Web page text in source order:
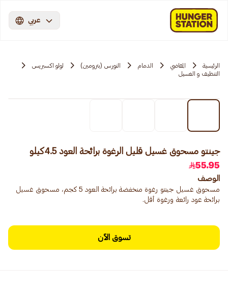
عربي
الرئيسية المقاضي الدمام النورس (بترومين)
لولو اكسبريس
التنظيف و الغسيل
جينتو مسحوق غسيل قليل الرغوة برائحة العود 4.5كيلو
55.95
الوصف
مسحوق غسيل جينتو رغوة منخفضة برائحة العود 5 كجم، مسحوق غسيل
برائحة عود رائعة ورغوة أقل.
تسوق الآن